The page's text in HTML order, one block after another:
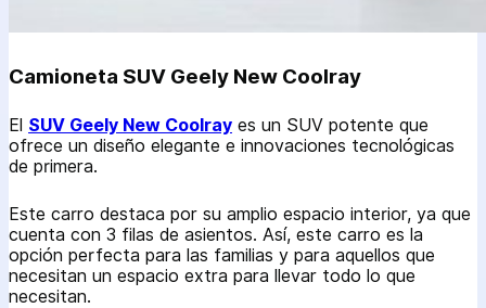
Camioneta SUV Geely New Coolray
El SUV Geely New Coolray es un SUV potente que
ofrece un diseño elegante e innovaciones tecnológicas
de primera.
Este carro destaca por su amplio espacio interior, ya que
cuenta con 3 filas de asientos. Así, este carro es la
opción perfecta para las familias y para aquellos que
necesitan un espacio extra para llevar todo lo que
necesitan.